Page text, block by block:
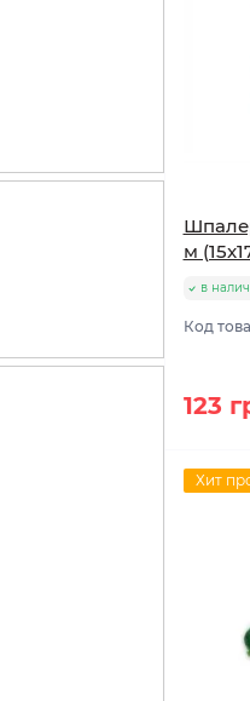
м
в
Код
123
Хит